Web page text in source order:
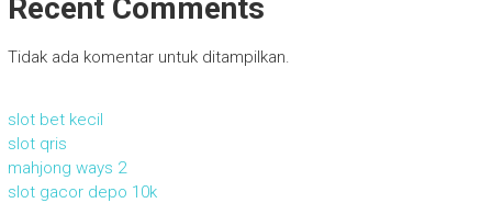
Recent Comments
Tidak ada komentar untuk ditampilkan.
slot bet kecil
slot qris
mahjong ways 2
slot gacor depo 10k